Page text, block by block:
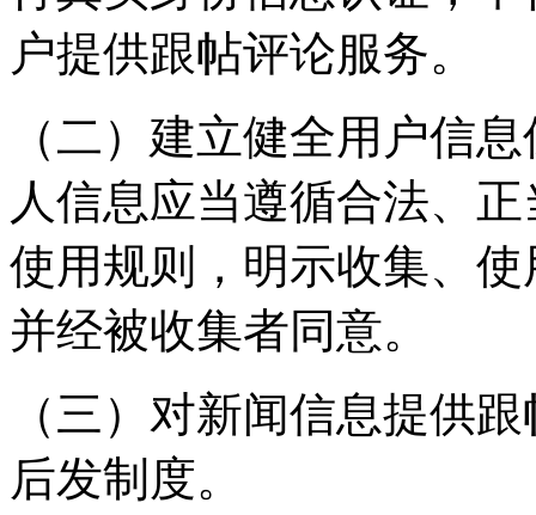
户提供跟帖评论服务。
（二）建立健全用户信
人信息应当遵循合法、
使用规则，明示收集、
并经被收集者同意。
（三）对新闻信息提供
后发制度。